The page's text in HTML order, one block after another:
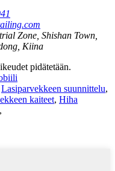
Zone, Shishan Town,
Kiina
pidätetään.
Lasiparvekkeen suunnittelu,
kaiteet, Hiha
,